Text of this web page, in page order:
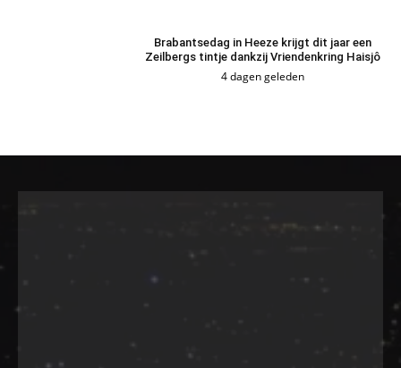
Brabantsedag in Heeze krijgt dit jaar een
Zeilbergs tintje dankzij Vriendenkring Haisjô
4 dagen geleden